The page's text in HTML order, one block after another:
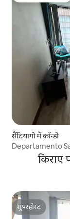
सैंटियागो में कॉन्डो
Departamento
किराए
सुपरहोस्ट
सुपरहोस्ट